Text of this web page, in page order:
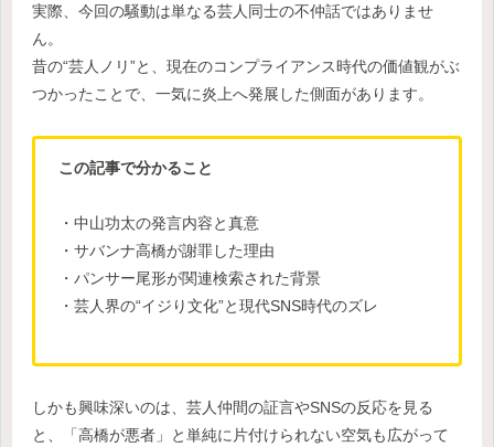
実際、今回の騒動は単なる芸人同士の不仲話ではありませ
ん。
昔の“芸人ノリ”と、現在のコンプライアンス時代の価値観がぶ
つかったことで、一気に炎上へ発展した側面があります。
この記事で分かること
・中山功太の発言内容と真意
・サバンナ高橋が謝罪した理由
・パンサー尾形が関連検索された背景
・芸人界の“イジり文化”と現代SNS時代のズレ
しかも興味深いのは、芸人仲間の証言やSNSの反応を見る
と、「高橋が悪者」と単純に片付けられない空気も広がって